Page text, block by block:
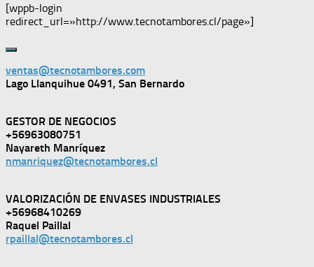
[wppb-login
redirect_url=»http://www.tecnotambores.cl/page»]
ventas@tecnotambores.com
Lago Llanquihue 0491, San Bernardo
GESTOR DE NEGOCIOS
+56963080751
Nayareth Manríquez
nmanriquez@tecnotambores.cl
VALORIZACIÓN DE ENVASES INDUSTRIALES
+56968410269
Raquel Paillal
rpaillal@tecnotambores.cl